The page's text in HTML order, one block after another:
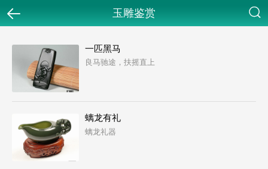
玉雕鉴赏
一匹黑马
良马驰途，扶摇直上
螭龙有礼
螭龙礼器